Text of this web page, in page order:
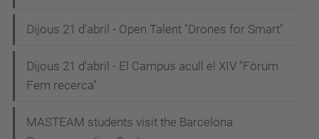
Dijous 21 d'abril - Open Talent "Drones for Smart"
Dijous 21 d'abril - El Campus acull el XIV "Fòrum
Fem recerca"
MASTEAM students visit the Barcelona